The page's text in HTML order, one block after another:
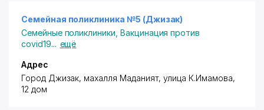
Семейная поликлиника №5 (Джизак)
Семейные поликлиники Вакцинация против
covid19... ещё
Адрес
Город Джизак, махалля Маданият, улица К.Имамова,
12 дом